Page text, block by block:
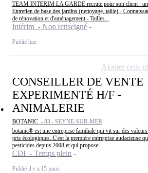
TEAM INTERIM LA GARDE recrute pour son client :
Entretien de base des jardins (nettoyage, taille).-
de rénovation et d'aménagement.- Tailles...
Intérim - Non renseigné
Publié hier
CONSEILLER DE VENTE
EXPERIMENTÉ H/F -
ANIMALERIE
BOTANIC - 83 - SEYNE-SUR-MER
botanic® est une entreprise familiale qui vit sur des
pris écologiques. C'est la première entreprise audacieuse
pesticides depuis 2008 et qui propose...
CDI - Temps plein
Publié il y a 15 jours
Ajouter cette